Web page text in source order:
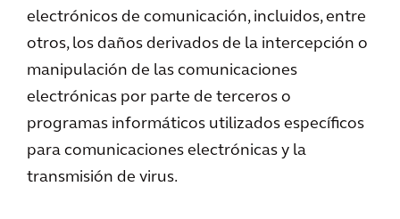
electrónicos de comunicación, incluidos, entre
otros, los daños derivados de la intercepción o
manipulación de las comunicaciones
electrónicas por parte de terceros o
programas informáticos utilizados específicos
para comunicaciones electrónicas y la
transmisión de virus.